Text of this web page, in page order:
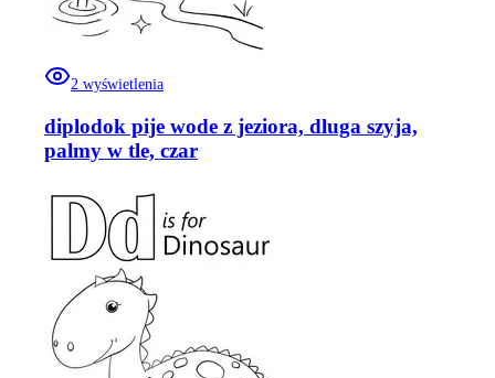
2 wyświetlenia
diplodok pije wode z jeziora, dluga szyja,
palmy w tle, czar